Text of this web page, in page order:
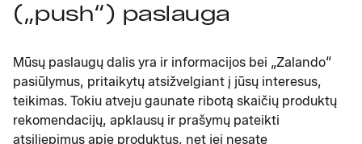
(„push“) paslauga
Mūsų paslaugų dalis yra ir informacijos bei „Zalando“
pasiūlymus, pritaikytų atsižvelgiant į jūsų interesus,
teikimas. Tokiu atveju gaunate ribotą skaičių produktų
rekomendacijų, apklausų ir prašymų pateikti
atsiliepimus apie produktus, net jei nesate